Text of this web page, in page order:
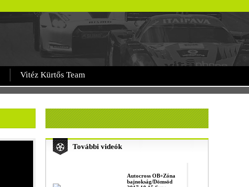
Vitéz Kürtős Team
További videók
Autocross OB+Zóna
bajnokság/Dömsöd